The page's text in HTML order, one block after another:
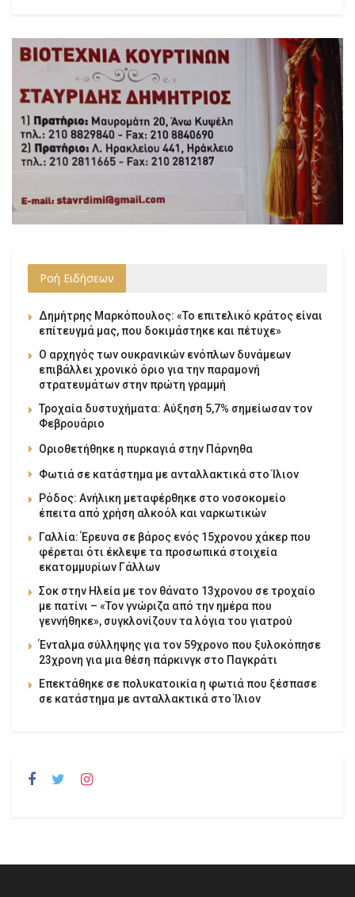
Ροή Ειδήσεων
Δημήτρης Μαρκόπουλος: «Το επιτελικό κράτος είναι
επίτευγμά μας, που δοκιμάστηκε και πέτυχε»
Ο αρχηγός των ουκρανικών ενόπλων δυνάμεων
επιβάλλει χρονικό όριο για την παραμονή
στρατευμάτων στην πρώτη γραμμή
Τροχαία δυστυχήματα: Αύξηση 5,7% σημείωσαν τον
Φεβρουάριο
Οριοθετήθηκε η πυρκαγιά στην Πάρνηθα
Φωτιά σε κατάστημα με ανταλλακτικά στο Ίλιον
Ρόδος: Ανήλικη μεταφέρθηκε στο νοσοκομείο
έπειτα από χρήση αλκοόλ και ναρκωτικών
Γαλλία: Έρευνα σε βάρος ενός 15χρονου χάκερ που
φέρεται ότι έκλεψε τα προσωπικά στοιχεία
εκατομμυρίων Γάλλων
Σοκ στην Ηλεία με τον θάνατο 13χρονου σε τροχαίο
με πατίνι – «Τον γνώριζα από την ημέρα που
γεννήθηκε», συγκλονίζουν τα λόγια του γιατρού
Ένταλμα σύλληψης για τον 59χρονο που ξυλοκόπησε
23χρονη για μια θέση πάρκινγκ στο Παγκράτι
Επεκτάθηκε σε πολυκατοικία η φωτιά που ξέσπασε
σε κατάστημα με ανταλλακτικά στο Ίλιον